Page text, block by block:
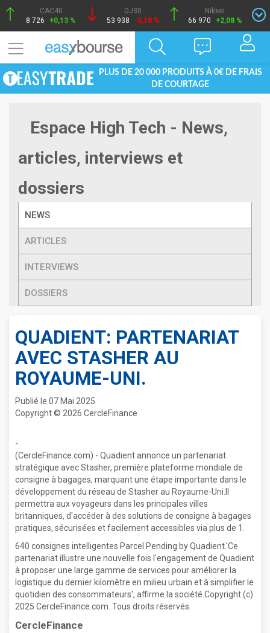
CAC40
8 726
+0,13 %
DJ30
53 938
-0,18 %
Nikkei
66 970
+2,08 %
PLUS DE 20 000 PRODUITS À 0€ DE FRAIS
DE COURTAGE
Espace High Tech - News,
articles, interviews et
dossiers
NEWS
ARTICLES
INTERVIEWS
DOSSIERS
QUADIENT: PARTENARIAT
AVEC STASHER AU
ROYAUME-UNI.
Publié le 07 Mai 2025
Copyright © 2026 CercleFinance
-
(CercleFinance.com) - Quadient annonce un partenariat
stratégique avec Stasher, première plateforme mondiale de
consigne à bagages, marquant une étape importante dans le
développement du réseau de Stasher au Royaume-Uni.Il
permettra aux voyageurs dans les principales villes
britanniques, d'accéder à des solutions de consigne à bagages
pratiques, sécurisées et facilement accessibles via plus de 1.
640 consignes intelligentes Parcel Pending by Quadient.'Ce
partenariat illustre une nouvelle fois l'engagement de Quadient
à proposer une large gamme de services pour améliorer la
logistique du dernier kilomètre en milieu urbain et à simplifier le
quotidien des consommateurs', affirme la société.Copyright (c)
2025 CercleFinance.com. Tous droits réservés.
CercleFinance